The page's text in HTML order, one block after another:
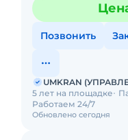
Позвонить
Обновлено сегодня
UMKRAN
5 лет на площадке
Работаем 24/7